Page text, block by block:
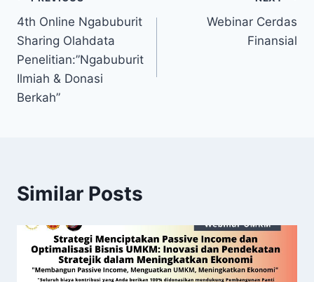
navigation
4th Online Ngabuburit
Sharing Olahdata
Penelitian:”Ngabuburit
Ilmiah & Donasi
Berkah”
Webinar Cerdas
Finansial
Similar Posts